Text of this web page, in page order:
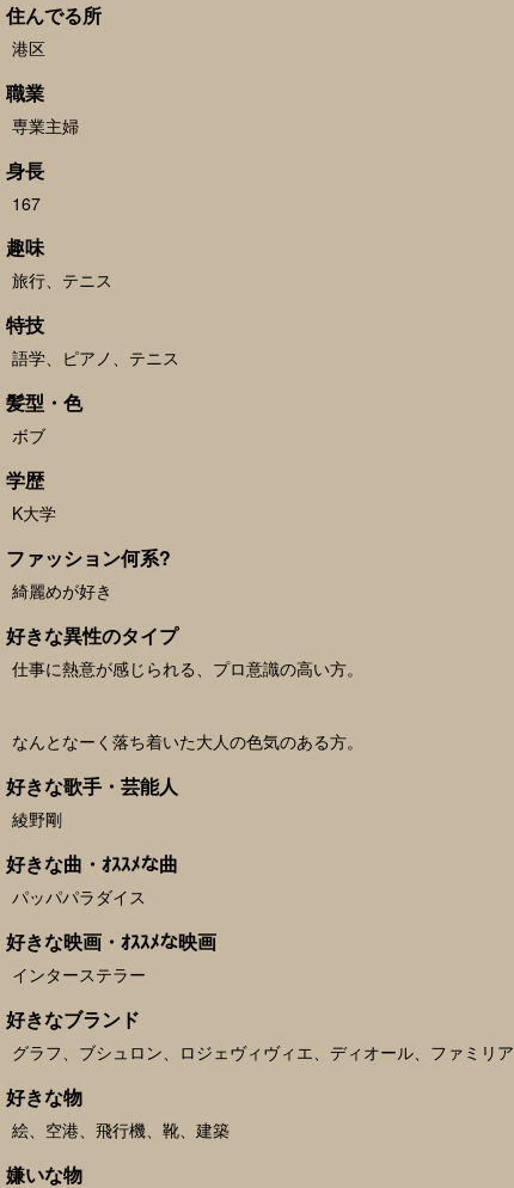
住んでる所
港区
職業
専業主婦
身長
167
趣味
旅行、テニス
特技
語学、ピアノ、テニス
髪型・色
ボブ
学歴
K大学
ファッション何系?
綺麗めが好き
好きな異性のタイプ
仕事に熱意が感じられる、プロ意識の高い方。
なんとなーく落ち着いた大人の色気のある方。
好きな歌手・芸能人
綾野剛
好きな曲・ｵｽｽﾒな曲
パッパパラダイス
好きな映画・ｵｽｽﾒな映画
インターステラー
好きなブランド
グラフ、ブシュロン、ロジェヴィヴィエ、ディオール、ファミリア
好きな物
絵、空港、飛行機、靴、建築
嫌いな物